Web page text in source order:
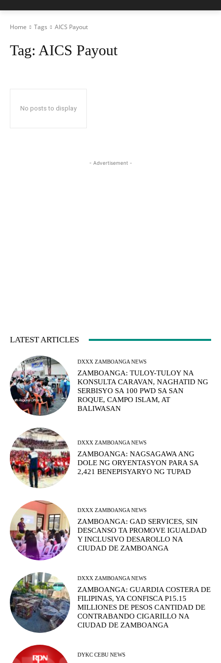
Home Tags AICS Payout
Tag: AICS Payout
No posts to display
- Advertisement -
LATEST ARTICLES
DXXX ZAMBOANGA NEWS
ZAMBOANGA: TULOY-TULOY NA
KONSULTA CARAVAN, NAGHATID NG
SERBISYO SA 100 PWD SA SAN
ROQUE, CAMPO ISLAM, AT
BALIWASAN
DXXX ZAMBOANGA NEWS
ZAMBOANGA: NAGSAGAWA ANG
DOLE NG ORYENTASYON PARA SA
2,421 BENEPISYARYO NG TUPAD
DXXX ZAMBOANGA NEWS
ZAMBOANGA: GAD SERVICES, SIN
DESCANSO TA PROMOVE IGUALDAD
Y INCLUSIVO DESAROLLO NA
CIUDAD DE ZAMBOANGA
DXXX ZAMBOANGA NEWS
ZAMBOANGA: GUARDIA COSTERA DE
FILIPINAS, YA CONFISCA P15.15
MILLIONES DE PESOS CANTIDAD DE
CONTRABANDO CIGARILLO NA
CIUDAD DE ZAMBOANGA
DYKC CEBU NEWS